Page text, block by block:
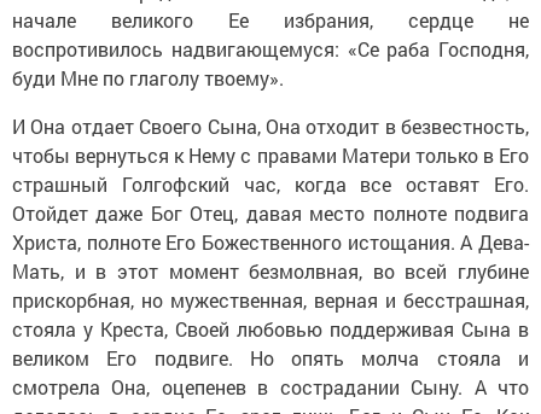
начале великого Ее избрания, сердце не
воспротивилось надвигающемуся: «Се раба Господня,
буди Мне по глаголу твоему».
И Она отдает Своего Сына, Она отходит в безвестность,
чтобы вернуться к Нему с правами Матери только в Его
страшный Голгофский час, когда все оставят Его.
Отойдет даже Бог Отец, давая место полноте подвига
Христа, полноте Его Божественного истощания. А Дева-
Мать, и в этот момент безмолвная, во всей глубине
прискорбная, но мужественная, верная и бесстрашная,
стояла у Креста, Своей любовью поддерживая Сына в
великом Его подвиге. Но опять молча стояла и
смотрела Она, оцепенев в сострадании Сыну. А что